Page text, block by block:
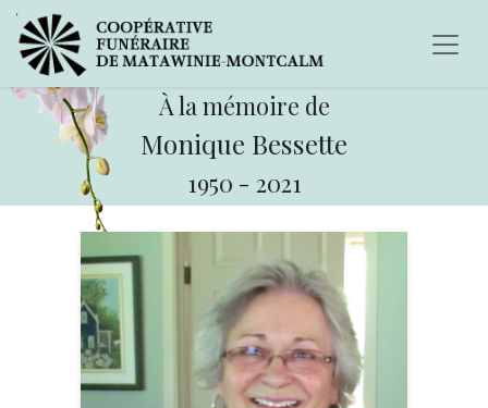
À la mémoire de
Monique Bessette
1950 - 2021